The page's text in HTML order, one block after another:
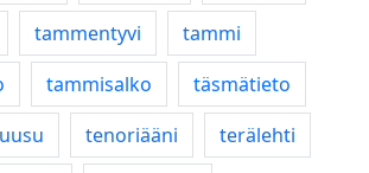
tammentyvi
tammi
tammisalko
täsmätieto
tenoriääni
terälehti